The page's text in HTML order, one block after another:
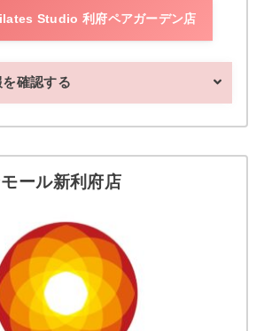
Studio 利府ペアガーデン店
確認する
ール新利府店